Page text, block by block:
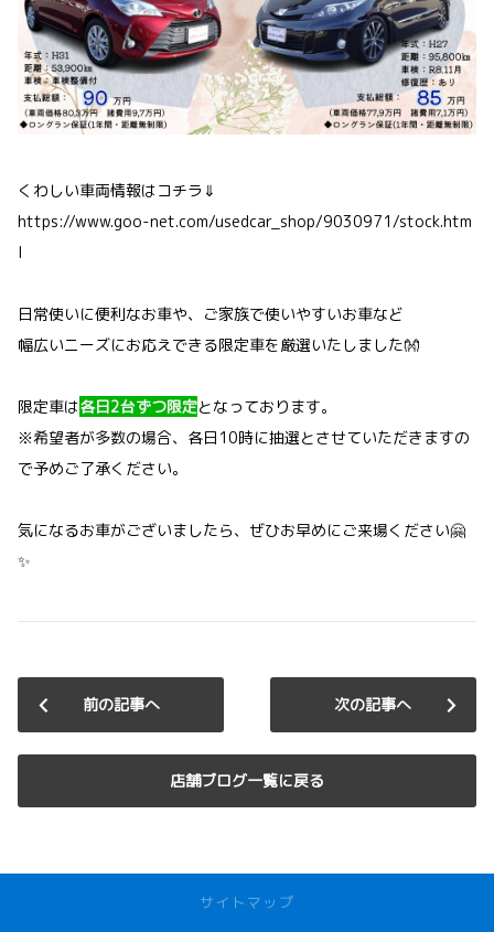
くわしい車両情報はコチラ⇓
https://www.goo-net.com/usedcar_shop/9030971/stock.htm
l
日常使いに便利なお車や、ご家族で使いやすいお車など
幅広いニーズにお応えできる限定車を厳選いたしました👐
限定車は各日2台ずつ限定となっております。
※希望者が多数の場合、各日10時に抽選とさせていただきますの
で予めご了承ください。
気になるお車がございましたら、ぜひお早めにご来場ください🤗
✨
前の記事へ
店舗ブログ一覧に戻る
次の記事へ
サイトマップ